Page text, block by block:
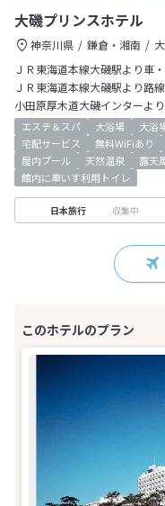
大磯プリンスホテル
神奈川県 鎌倉・湘南
ＪＲ東海道本線大磯駅より車
ＪＲ東海道本線大磯駅より路
小田原厚木道大磯インターよ
エステ＆スパ 大浴場 大浴
宅配サービス
無料WiFiあり
屋内プール
天然温泉 露天
館内に車いす利用トイレ
日本旅行 収集中